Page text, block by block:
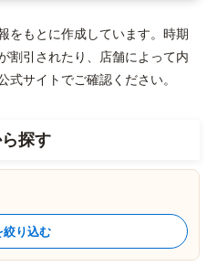
をもとに作成しています。時期
割引されたり、店舗によって内
サイトでご確認ください。
探す
絞り込む